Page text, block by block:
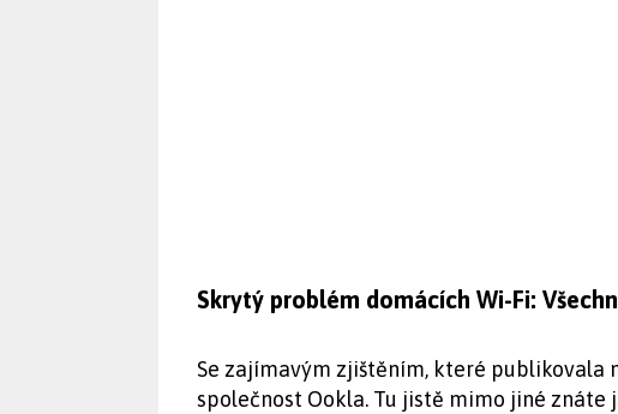
Skrytý problém domácích Wi-Fi:
Se zajímavým zjištěním, které publikovala
společnost Ookla. Tu jistě mimo jiné znáte